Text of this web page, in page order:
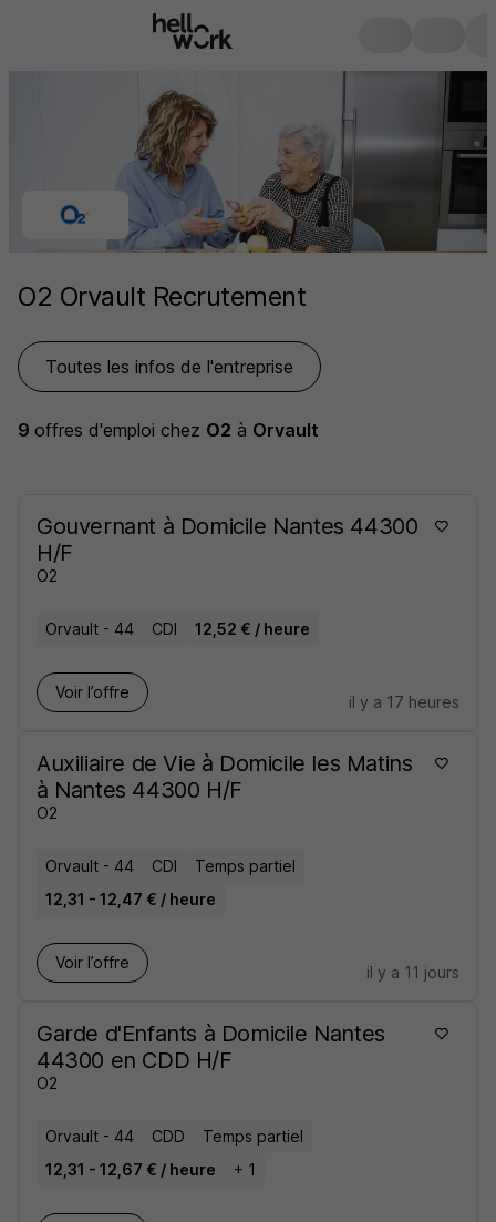
O2 Orvault Recrutement
Toutes les infos de l'entreprise
9 offres d'emploi chez O2 à Orvault
Gouvernant à Domicile Nantes 44300
H/F
O2
Orvault - 44 CDI 12,52 € / heure
Voir l’offre
il y a 17 heures
Auxiliaire de Vie à Domicile les Matins
à Nantes 44300 H/F
O2
Orvault - 44 CDI
Temps partiel
12,31 - 12,47 € / heure
Voir l’offre
il y a 11 jours
Garde d'Enfants à Domicile Nantes
44300 en CDD H/F
O2
Orvault - 44 CDD
Temps partiel
12,31 - 12,67 € / heure
+ 1